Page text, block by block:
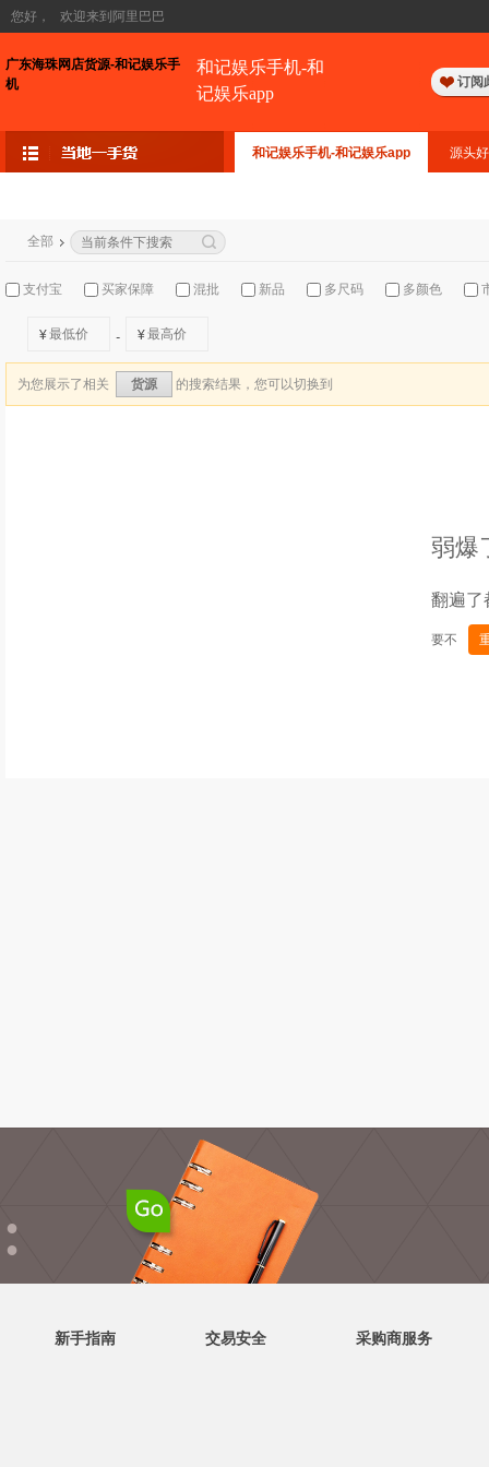
您好， 欢迎来到阿里巴巴
广东海珠网店货源-和记娱乐手
机
和记娱乐手机-和
记娱乐app
订阅
和记娱乐手机-和记娱乐app 源头
全部
支付宝 买家保障 混批 新品 多尺码 多颜色
¥ - ¥
为您展示了相关 货源 的搜索结果，您可以切换到
弱爆
翻遍了
要不
●
●
新手指南 交易安全 采购商服务